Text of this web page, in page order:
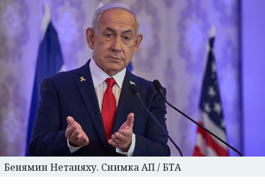
Бенямин Нетаняху. Снимка АП / БТА